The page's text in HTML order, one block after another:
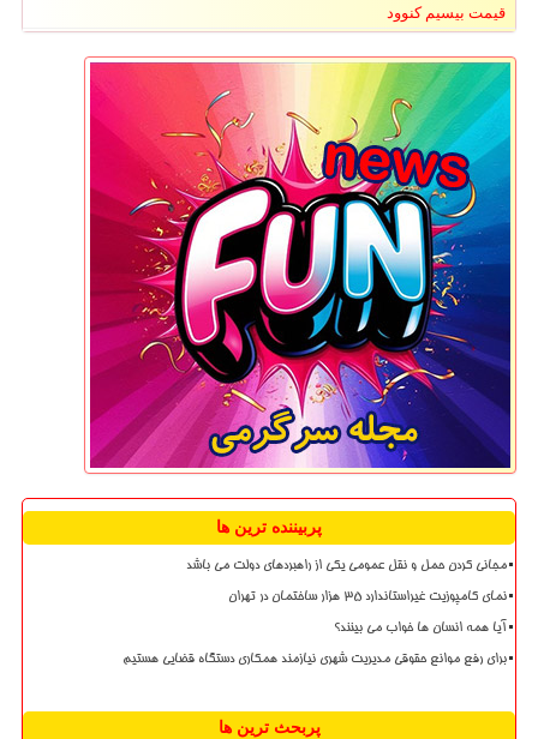
قیمت بیسیم کنوود
پربیننده ترین ها
مجانی کردن حمل و نقل عمومی یکی از راهبردهای دولت می باشد
نمای کامپوزیت غیراستاندارد ۳۵ هزار ساختمان در تهران
آیا همه انسان ها خواب می بینند؟
برای رفع موانع حقوقی مدیریت شهری نیازمند همکاری دستگاه قضایی هستیم
پربحث ترین ها